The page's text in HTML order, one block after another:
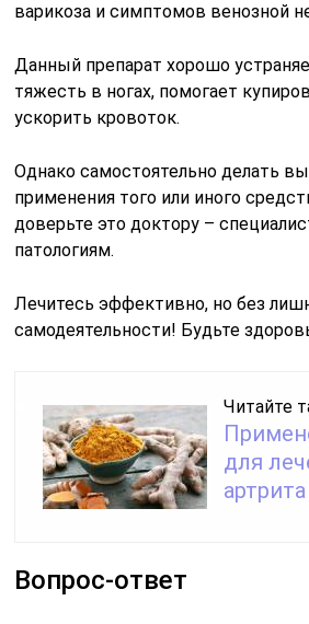
варикоза и симптомов венозной
Данный препарат хорошо
тяжесть в ногах, помогает
ускорить кровоток.
Однако самостоятельно делать
применения того или иного
доверьте это доктору –
патологиям.
Лечитесь эффективно, но без
самодеятельности! Будьте
Читайте
для
артрита
Вопрос-ответ